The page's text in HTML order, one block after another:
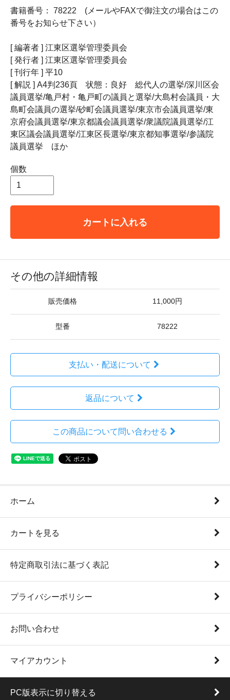
書籍番号： 78222 (メールやFAXで御注文の場合はこの
番号をお知らせ下さい）
[ 編著者 ] 江東区選挙管理委員会
[ 発行者 ] 江東区選挙管理委員会
[ 刊行年 ] 平10
[ 解説 ] A4判236頁 状態：良好 総代人の選挙/深川区会
議員選挙/亀戸村・亀戸町の議員と選挙/大島村会議員・大
島町会議員の選挙/砂町会議員選挙/東京市会議員選挙/東
京府会議員選挙/東京都議会議員選挙/衆議院議員選挙/江
東区議会議員選挙/江東区長選挙/東京都知事選挙/参議院
議員選挙 ほか
個数
カートに入れる
その他の詳細情報
販売価格 11,000円
型番 78222
支払い・配送について
返品について
この商品について問い合わせる
ホーム
カートを見る
特定商取引法に基づく表記
プライバシーポリシー
お問い合わせ
マイアカウント
PC版表示に切り替える